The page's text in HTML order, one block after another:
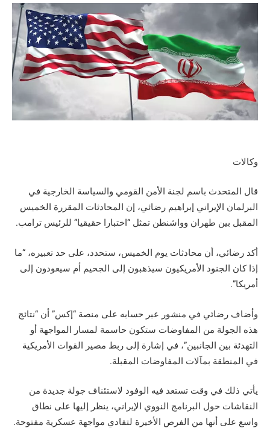
وكالات
قال المتحدث باسم لجنة الأمن القومي والسياسة الخارجية في
البرلمان الإيراني إبراهيم رضائي، إن المحادثات المقررة الخميس
المقبل بين طهران وواشنطن تمثل “اختبارا حقيقيا” للرئيس ترامب.
أكد رضائي، أن محادثات يوم الخميس، ستحدد، على حد تعبيره، “ما
إذا كان الجنود الأمريكيون سيذهبون إلى الجحيم أم سيعودون إلى
أمريكا”.
وأضاف رضائي في منشور عبر حسابه على منصة “إكس” أن “نتائج
هذه الجولة من المفاوضات ستكون حاسمة لمسار المواجهة أو
التهدئة بين الجانبين”، في إشارة إلى ربط مصير القوات الأمريكية
في المنطقة بمآلات المفاوضات المقبلة.
يأتي ذلك في وقت تستعد فيه الوفود لاستئناف جولة جديدة من
النقاشات حول البرنامج النووي الإيراني، ينظر إليها على نطاق
واسع على أنها من الفرص الأخيرة لتفادي مواجهة عسكرية مفتوحة.